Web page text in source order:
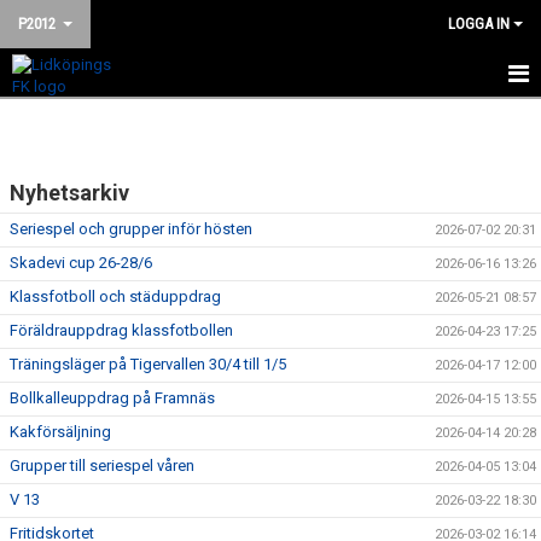
P2012 LOGGA IN
KALENDER
TRUPPEN
DOKUMENT
Nyhetsarkiv
Seriespel och grupper inför hösten 2026-07-02 20:31
Skadevi cup 26-28/6 2026-06-16 13:26
Klassfotboll och städuppdrag 2026-05-21 08:57
Föräldrauppdrag klassfotbollen 2026-04-23 17:25
Träningsläger på Tigervallen 30/4 till 1/5 2026-04-17 12:00
Bollkalleuppdrag på Framnäs 2026-04-15 13:55
Kakförsäljning 2026-04-14 20:28
Grupper till seriespel våren 2026-04-05 13:04
V 13 2026-03-22 18:30
Fritidskortet 2026-03-02 16:14